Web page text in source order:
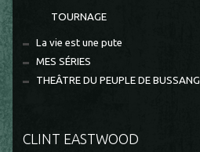
TOURNAGE
La vie est une pute
MES SÉRIES
THEÂTRE DU PEUPLE DE BUSSANG
CLINT EASTWOOD